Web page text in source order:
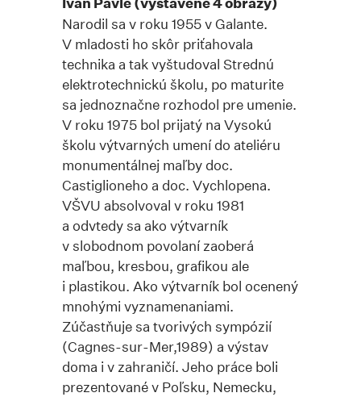
Narodil sa v roku 1955 v Galante.
V mladosti ho skôr priťahovala
technika a tak vyštudoval Strednú
elektrotechnickú školu, po maturite
sa jednoznačne rozhodol pre umenie.
V roku 1975 bol prijatý na Vysokú
školu výtvarných umení do ateliéru
monumentálnej maľby doc.
Castiglioneho a doc. Vychlopena.
VŠVU absolvoval v roku 1981
a odvtedy sa ako výtvarník
v slobodnom povolaní zaoberá
maľbou, kresbou, grafikou ale
i plastikou. Ako výtvarník bol ocenený
mnohými vyznamenaniami.
Zúčastňuje sa tvorivých sympózií
(Cagnes-sur-Mer,1989) a výstav
doma i v zahraničí. Jeho práce boli
prezentované v Poľsku, Nemecku,